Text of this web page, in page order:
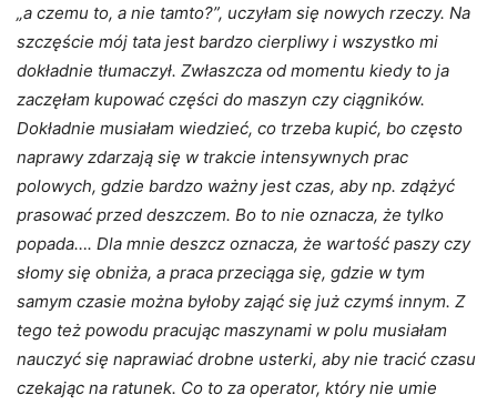
„a czemu to, a nie tamto?”, uczyłam się nowych rzeczy. Na
szczęście mój tata jest bardzo cierpliwy i wszystko mi
dokładnie tłumaczył. Zwłaszcza od momentu kiedy to ja
zaczęłam kupować części do maszyn czy ciągników.
Dokładnie musiałam wiedzieć, co trzeba kupić, bo często
naprawy zdarzają się w trakcie intensywnych prac
polowych, gdzie bardzo ważny jest czas, aby np. zdążyć
prasować przed deszczem. Bo to nie oznacza, że tylko
popada…. Dla mnie deszcz oznacza, że wartość paszy czy
słomy się obniża, a praca przeciąga się, gdzie w tym
samym czasie można byłoby zająć się już czymś innym. Z
tego też powodu pracując maszynami w polu musiałam
nauczyć się naprawiać drobne usterki, aby nie tracić czasu
czekając na ratunek. Co to za operator, który nie umie